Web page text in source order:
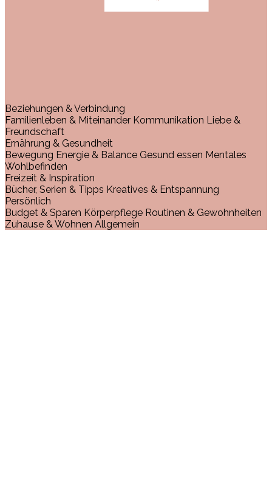
Beziehungen & Verbindung
Familienleben & Miteinander Kommunikation Liebe &
Freundschaft
Ernährung & Gesundheit
Bewegung Energie & Balance Gesund essen Mentales
Wohlbefinden
Freizeit & Inspiration
Bücher, Serien & Tipps Kreatives & Entspannung
Persönlich
Budget & Sparen Körperpflege Routinen & Gewohnheiten
Zuhause & Wohnen Allgemein